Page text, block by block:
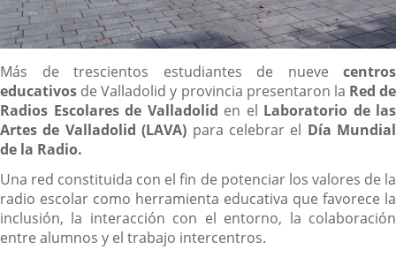
Descripción
Más de trescientos estudiantes de nueve centros
educativos de Valladolid y provincia presentaron la Red de
Radios Escolares de Valladolid en el Laboratorio de las
Artes de Valladolid (LAVA) para celebrar el Día Mundial
de la Radio.
Una red constituida con el fin de potenciar los valores de la
radio escolar como herramienta educativa que favorece la
inclusión, la interacción con el entorno, la colaboración
entre alumnos y el trabajo intercentros.